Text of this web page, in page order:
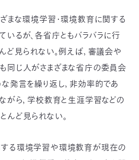
まな環境学習・環境教育に関する
るが、各省庁ともバラバラに行
ど見られない。例えば，審議会や
同じ人がさまざまな省庁の委員会
発言を繰り返し，非効率的であ
がら，学校教育と生涯学習などの
んど見られない。
る環境学習や環境教育が現在の